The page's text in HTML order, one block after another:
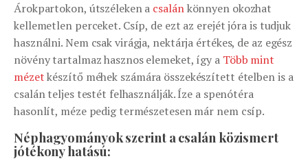
Árokpartokon, útszéleken a csalánkönnyen okozhat
kellemetlen perceket. Csíp, de ezt az erejét jóra is tudjuk
használni. Nem csak virágja, nektárja értékes, de az egész
növény tartalmaz hasznos elemeket, így a Több mint
mézetkészítő méhek számára összekészített ételben is a
csalán teljes testét felhasználják. Íze a spenótéra
hasonlít, méze pedig természetesen már nem csíp.
Néphagyományok szerint a csalán közismert
jótékony hatású: